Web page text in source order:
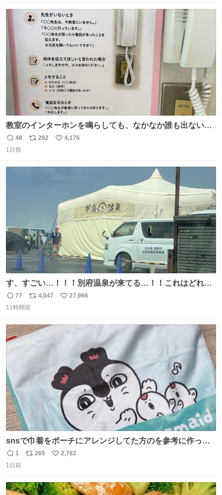
ト
数
数
教室のインターホンを鳴らしても、なかなか誰も出ないこ
とがあります…。 もしかすると「電話の出方」に困ってい
るのかもしれません。 そこで「何を話せばいいか」が見え
返
信
48
リ
292
い
4,176
1日前
す、すごい…！！！別府温泉が来てる…！！これはどれぐ
らい待つんだろう…
返
信
77
リ
ポ
ト
数
4,047
い
数
27,966
11時間前
snsで巾着をポーチにアレンジしてた方のを参考に作って
みました🧵 裁縫は得意でないので、ザクザクの目測で縫い
ましたので悪しからず🙏🏻 裏地は人魚のウロコ風な柄にし
に入り⭐️
返
信
1
リ
ト
265
い
数
2,782
1日前